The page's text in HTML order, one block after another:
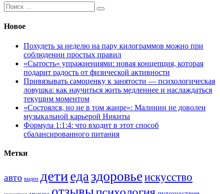
Поиск:
Новое
Похудеть за неделю на пару килограммов можно при
соблюдении простых правил
«Сытость» упражнениями: новая концепция, которая
подарит радость от физической активности
Привязывать самоценку к занятости — психологическая
ловушка: как научиться жить медленнее и наслаждаться
текущим моментом
«Состоялся, но не в том жанре»: Малинин не доволен
музыкальной карьерой Никиты
Формула 1:1:4: что входит в этот способ
сбалансированного питания
Метки
авто видео дети едаздоровьеискусство